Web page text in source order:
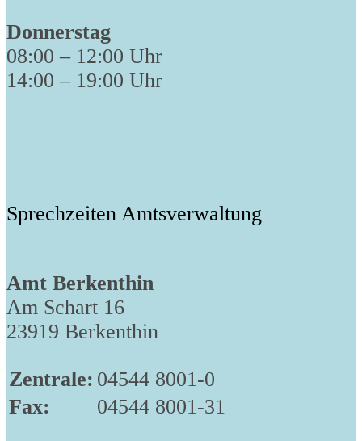
Donnerstag
08:00 – 12:00 Uhr
14:00 – 19:00 Uhr
Sprechzeiten Amtsverwaltung
Amt Berkenthin
Am Schart 16
23919 Berkenthin
Zentrale: 04544 8001-0
Fax:
04544 8001-31